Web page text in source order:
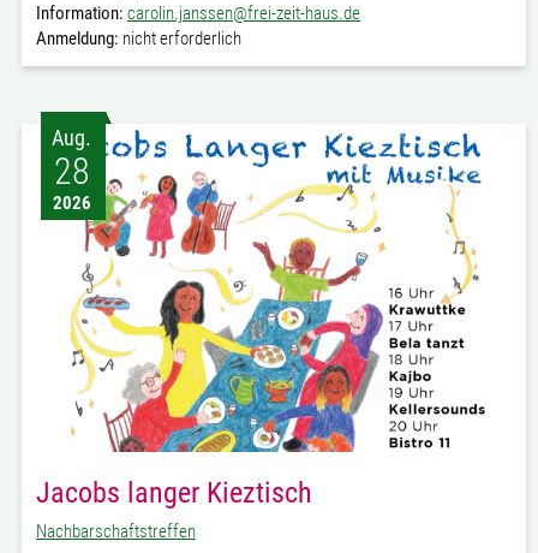
Information: carolin.janssen@frei-zeit-haus.de
Anmeldung: nicht erforderlich
Aug.
28
2026
Jacobs langer Kieztisch
Nachbarschaftstreffen